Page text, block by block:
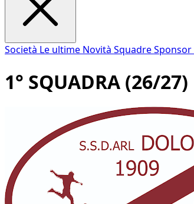
Società Le ultime Novità SquadreSponsor
1° SQUADRA (26/27)